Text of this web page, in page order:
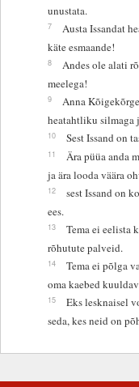
unustata.
7
Austa Issandat
käte esmaande!
8
Andes ole alati
meelega!
9
Anna
heatahtliku silmaga
10 Sest Issand on
11
Ära püüa anda
ja ära looda väära
12
sest Issand on
ees.
13
Tema ei eelista
rõhutute palveid.
14
Tema ei põlga
oma kaebed
15
Eks lesknaisel
seda, kes neid on